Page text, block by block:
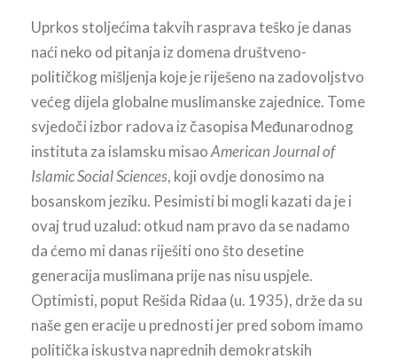
Uprkos stoljećima takvih rasprava teško je danas
naći neko od pitanja iz domena društveno-
političkog mišljenja koje je riješeno na zadovoljstvo
većeg dijela globalne muslimanske zajednice. Tome
svjedoči izbor radova iz časopisa Međunarodnog
instituta za islamsku misaoAmerican Journal of
Islamic Social Sciences, koji ovdje donosimo na
bosanskom jeziku. Pesimisti bi mogli kazati da je i
ovaj trud uzalud: otkud nam pravo da se nadamo
da ćemo mi danas riješiti ono što desetine
generacija muslimana prije nas nisu uspjele.
Optimisti, poput Rešida Ridaa (u. 1935), drže da su
naše gen eracije u prednosti jer pred sobom imamo
politička iskustva naprednih demokratskih